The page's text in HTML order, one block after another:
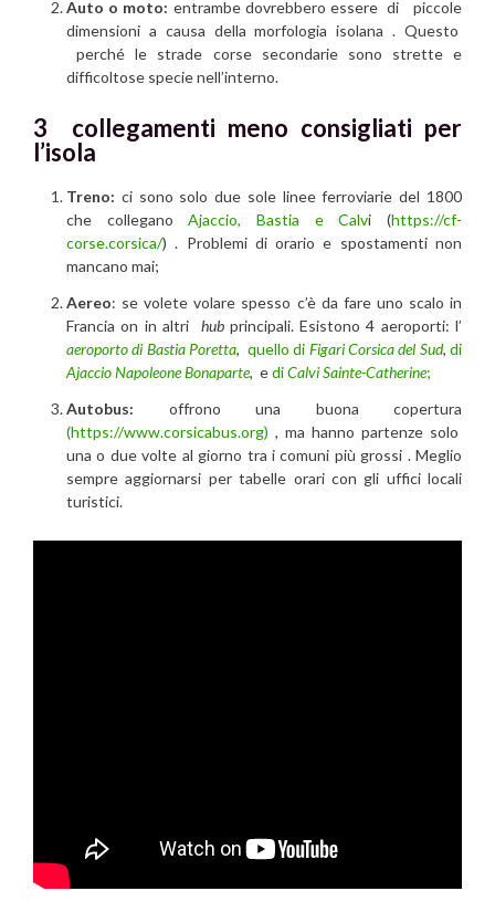
Auto o moto: entrambe dovrebbero essere di piccole
dimensioni a causa della morfologia isolana . Questo
perché le strade corse secondarie sono strette e
difficoltose specie nell’interno.
3 collegamenti meno consigliati per
l’isola
Treno: ci sono solo due sole linee ferroviarie del 1800
che colleganoAjaccio, Bastia e Calvi (https://cf-
corse.corsica/) . Problemi di orario e spostamenti non
mancano mai;
Aereo: se volete volare spesso c’è da fare uno scalo in
Francia on in altri hubprincipali. Esistono 4 aeroporti: l’
aeroporto di Bastia Poretta, quello di Figari Corsica del Sud,di
Ajaccio Napoleone Bonaparte, ediCalvi Sainte-Catherine;
Autobus: offrono una buona copertura
(https://www.corsicabus.org) , ma hanno partenze solo
una o due volte al giorno tra i comuni più grossi . Meglio
sempre aggiornarsi per tabelle orari con gli uffici locali
turistici.